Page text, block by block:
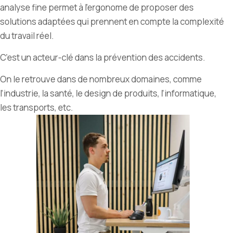
analyse fine permet à l’ergonome de proposer des
solutions adaptées qui prennent en compte la complexité
du travail réel.
C’est un acteur-clé dans la prévention des accidents.
On le retrouve dans de nombreux domaines, comme
l’industrie, la santé, le design de produits, l’informatique,
les transports, etc.